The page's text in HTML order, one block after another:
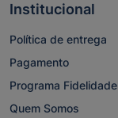
Institucional
Política de entrega
Pagamento
Programa Fidelidade
Quem Somos